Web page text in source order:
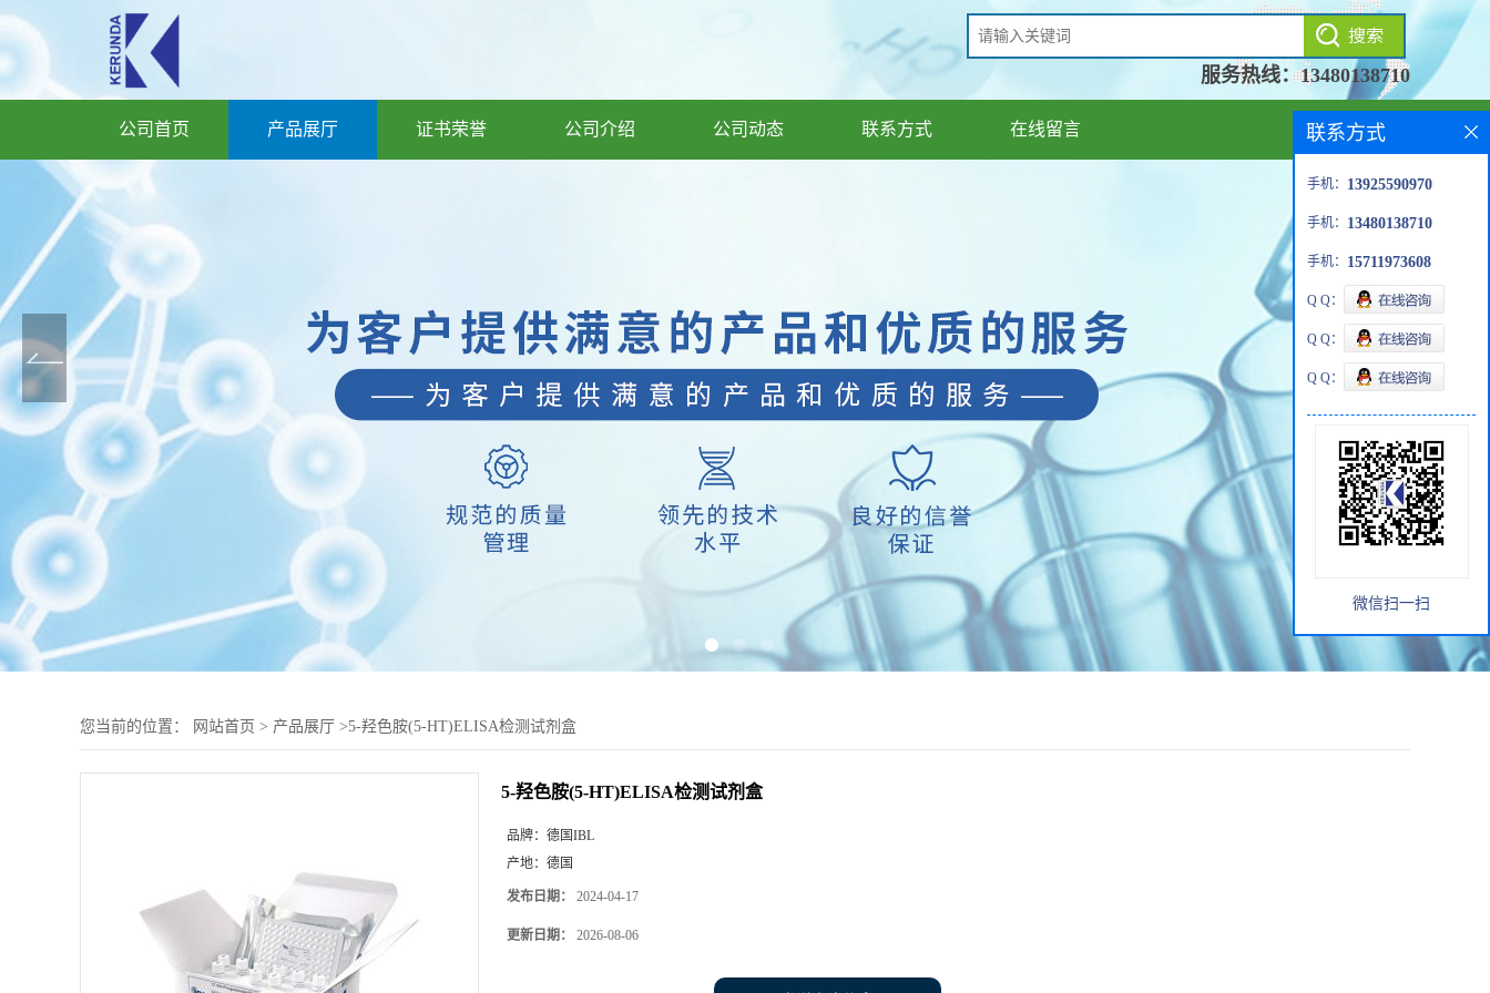
服务热线：13480138710
公司首页 产品展厅 证书荣誉 公司介绍 公司动态 联系方式 在线留言
您当前的位置： 网站首页 > 产品展厅 >5-羟色胺(5-HT)ELISA检测试剂盒
5-羟色胺(5-HT)ELISA检测试剂盒
品牌： 德国IBL
产地： 德国
发布日期： 2024-04-17
更新日期： 2026-08-06
联系方式
手机： 13925590970
手机： 13480138710
手机： 15711973608
Q Q：
Q Q：
Q Q：
微信扫一扫